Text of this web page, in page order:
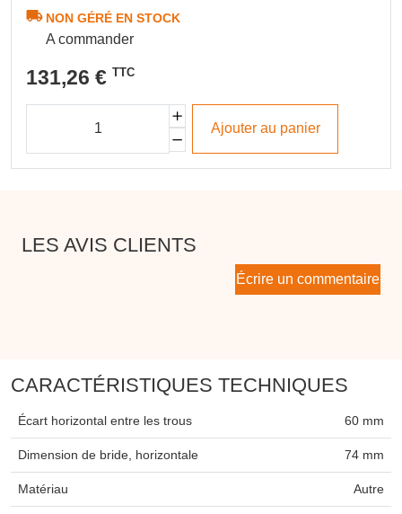
NON GÉRÉ EN STOCK
A commander
131,26 € TTC
Ajouter au panier
LES AVIS CLIENTS
Écrire un commentaire
CARACTÉRISTIQUES TECHNIQUES
Écart horizontal entre les trous 60 mm
Dimension de bride, horizontale 74 mm
Matériau Autre